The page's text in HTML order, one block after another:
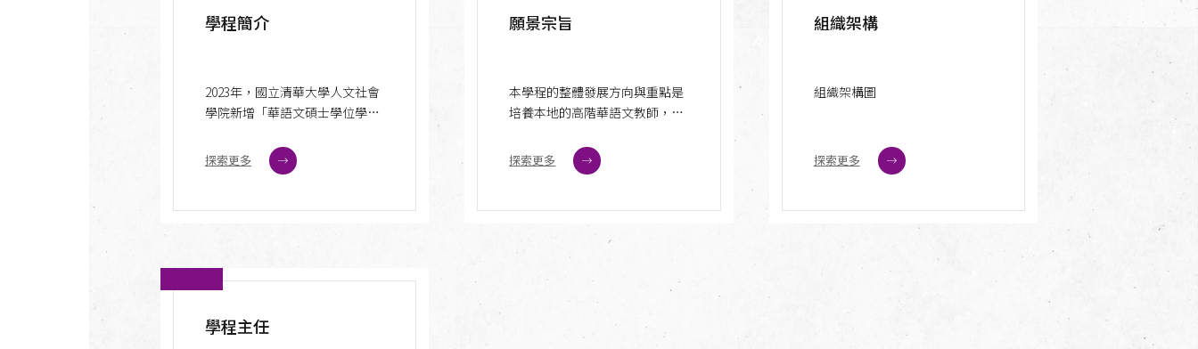
學程簡介
2023年，國立清華大學人文社會
學院新增「華語文碩士學位學
平台之一。學程支援的系所包括
「中國文學系」、「歷史研究
灣文學研究所」、「人類學研究
探索更多
願景宗旨
本學程的整體發展方向與重點是
培養本地的高階華語文教師，以
階漢學」的專業人才。以ACTFL
的等級而言，本學程將訓練國際
程度，也將訓練本地生具備教導
國際學生達致優秀級中文程度的
能力，且同時提升本地與非本地
學生對於歷史文化的知識和當前
華人社會的認識，以成為國際間
業貿易、教育、人文社會學等領
探索更多
組織架構
組織架構圖
探索更多
學程主任